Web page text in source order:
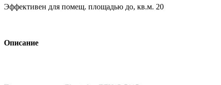
Эффективен для помещ. площадью до, кв.м. 20
Описание